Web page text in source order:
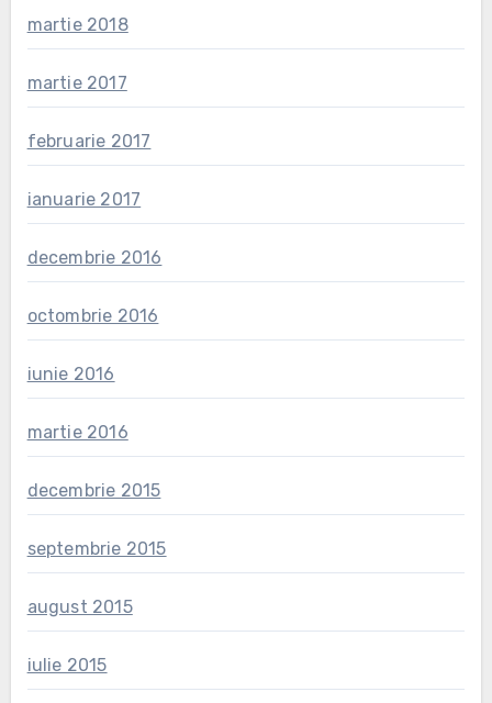
martie 2018
martie 2017
februarie 2017
ianuarie 2017
decembrie 2016
octombrie 2016
iunie 2016
martie 2016
decembrie 2015
septembrie 2015
august 2015
iulie 2015